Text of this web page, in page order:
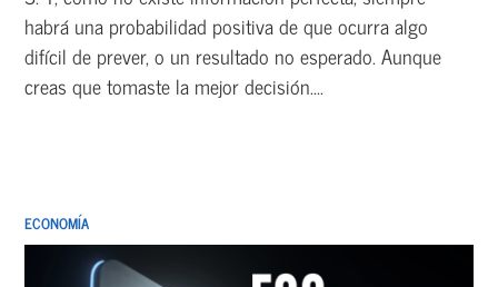
habrá una probabilidad positiva de que ocurra algo
difícil de prever, o un resultado no esperado. Aunque
creas que tomaste la mejor decisión....
ECONOMÍA